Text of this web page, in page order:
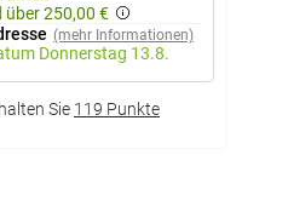
über 250,00 €
(mehr Informationen)
Donnerstag 13.8.
Sie 119 Punkte